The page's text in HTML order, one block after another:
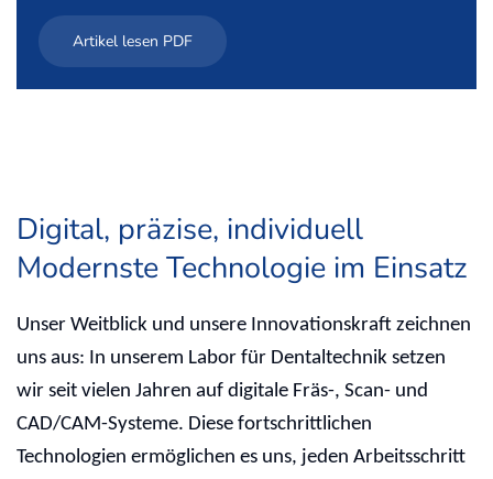
Artikel lesen PDF
Digital, präzise, individuell
Modernste Technologie im Einsatz
Unser Weitblick und unsere Innovationskraft zeichnen
uns aus: In unserem Labor für Dentaltechnik setzen
wir seit vielen Jahren auf digitale Fräs-, Scan- und
CAD/CAM-Systeme. Diese fortschrittlichen
Technologien ermöglichen es uns, jeden Arbeitsschritt